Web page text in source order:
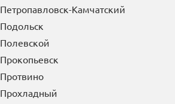
Петропавловск-Камчатский
Подольск
Полевской
Прокопьевск
Протвино
Прохладный